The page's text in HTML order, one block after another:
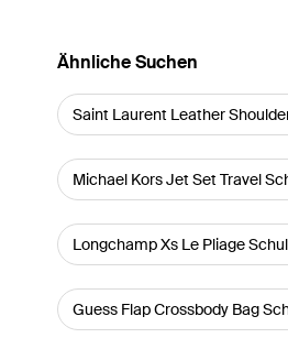
Ähnliche Suchen
Saint Laurent Leather
Michael Kors Jet Set Travel
Longchamp Xs Le Pliage
Guess Flap Crossbody Bag